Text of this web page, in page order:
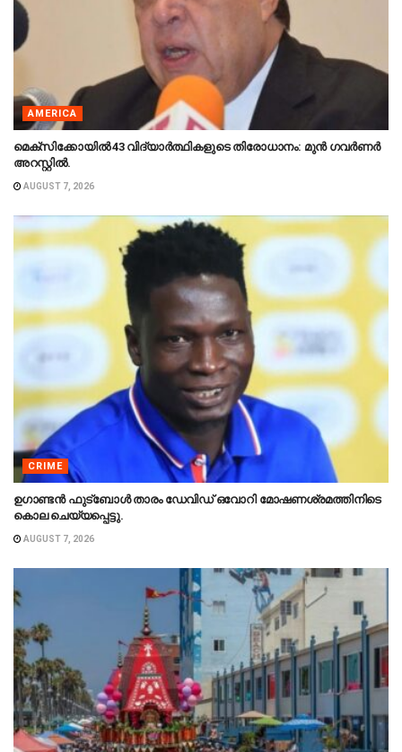
AMERICA
മെക്‌സിക്കോയിൽ 43 വിദ്യാർത്ഥികളുടെ തിരോധാനം: മുൻ ഗവർണർ
അറസ്റ്റിൽ.
AUGUST 7, 2026
CRIME
ഉഗാണ്ടൻ ഫുട്ബോൾ താരം ഡേവിഡ് ഒവോറി മോഷണശ്രമത്തിനിടെ
കൊല ചെയ്യപ്പെട്ടു.
AUGUST 7, 2026